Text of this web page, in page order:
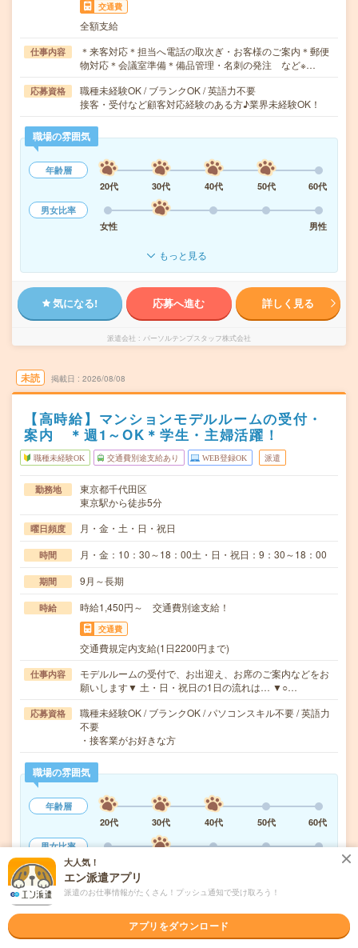
交通費
全額支給
仕事内容
＊来客対応＊担当へ電話の取次ぎ・お客様のご案内＊郵便
物対応＊会議室準備＊備品管理・名刺の発注 など※…
応募資格
職種未経験OK / ブランクOK / 英語力不要
接客・受付など顧客対応経験のある方♪業界未経験OK！
職場の雰囲気
年齢層
20代
30代 40代 50代
60代
男女比率
女性
男性
もっと見る
気になる! 応募へ進む 詳しく見る
派遣会社 パーソルテンプスタッフ株式会社
未読 掲載日 2026/08/08
【高時給】マンションモデルルームの受付・
案内 ＊週1～OK＊学生・主婦活躍！
職種未経験OK 交通費別途支給あり WEB登録OK 派遣
勤務地
東京都千代田区
東京駅から徒歩5分
曜日頻度 月・金・土・日・祝日
時間 月・金：10：30～18：00土・日・祝日：9：30～18：00
期間 9月～長期
時給 時給1,450円～ 交通費別途支給！
交通費
交通費規定内支給(1日2200円まで)
仕事内容
モデルルームの受付で、お出迎え、お席のご案内などをお
願いします▼ 土・日・祝日の1日の流れは… ▼○…
応募資格
職種未経験OK / ブランクOK / パソコンスキル不要 / 英語力
不要
・接客業がお好きな方
職場の雰囲気
年齢層
20代
30代 40代 50代
60代
男女比率
もっと見る
気になる! 応募へ進む 詳しく見る
大人気！
エン派遣アプリ
派遣のお仕事情報がたくさん！プッシュ通知で受け取ろう！
アプリをダウンロード